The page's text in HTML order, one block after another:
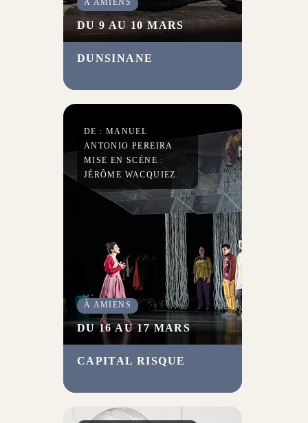
DUNSINANE
À AMIENS
DU 9 AU 10 MARS
Fred Egginton et la dynamique
GraBuge présentent la suite de
Macbethde Shakespeare,
David Greig.
CAPITAL RISQUE
DE : MANUEL
ANTONIO PEREIRA
MISE EN SCÈNE :
JÉRÔME WACQUIEZ
À AMIENS
DU 16 AU 17 MARS
Qu’est-ce que réussir sa vie ?
orientations prises par des
bacheliers, la pièce mise en